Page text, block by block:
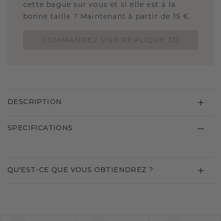
cette bague sur vous et si elle est à la
bonne taille ? Maintenant à partir de 15 €.
DESCRIPTION
SPECIFICATIONS
QU'EST-CE QUE VOUS OBTIENDREZ ?